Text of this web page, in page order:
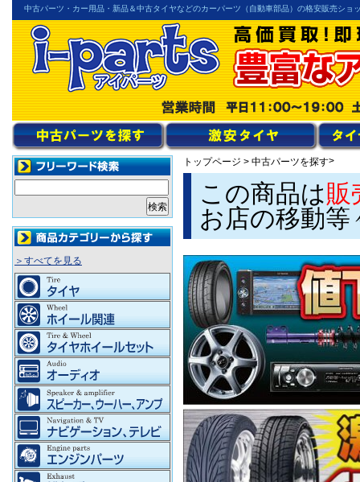
中古パーツ・カー用品・新品＆中古タイヤなどのカーパーツ（自動車部品）の格安販売ショ
トップページ > 中古パーツを探す>
この商品は販
お店の移動
＞すべてを見る